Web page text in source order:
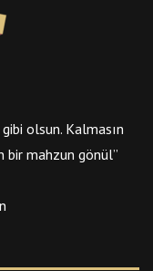
olsun. Kalmasın
bir mahzun gönül”